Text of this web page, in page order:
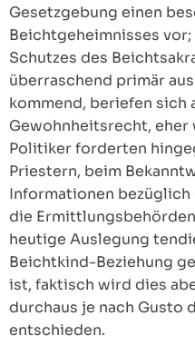
Gesetzgebung einen
Beichtgeheimnisses
Schutzes des
überraschend primär
kommend, beriefen sich
Gewohnheitsrecht,
Politiker forderten
Priestern, beim
Informationen
die
heutige Auslegung
Beichtkind-Beziehung
ist, faktisch wird dies
durchaus je nach Gusto
entschieden.